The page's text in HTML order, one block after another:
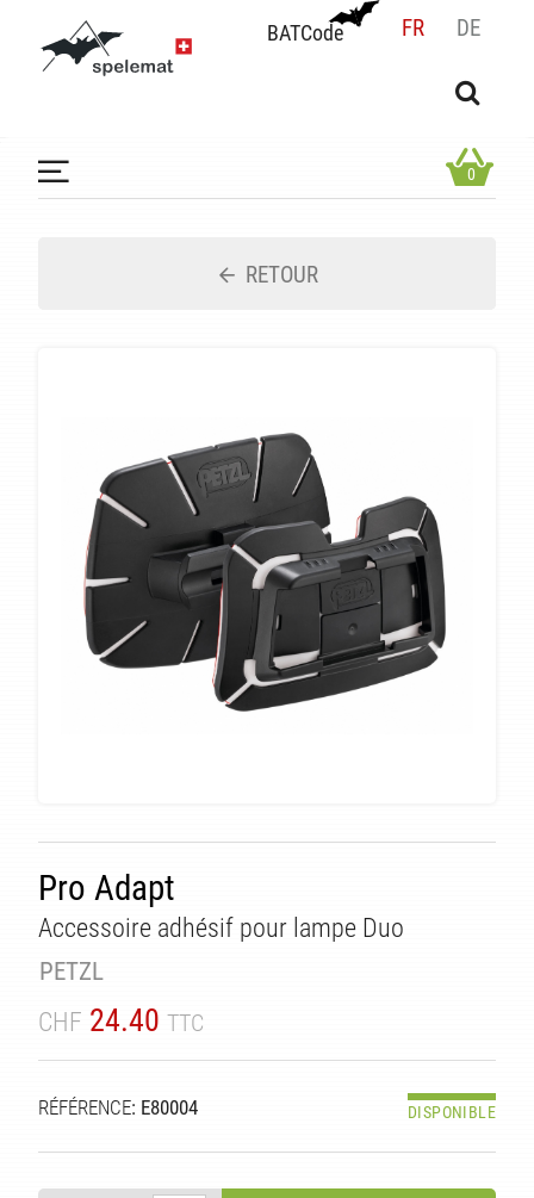
BATCode FR DE
BATCode
OK
0
RETOUR
Pro Adapt
Accessoire adhésif pour lampe Duo
PETZL
CHF 24.40 TTC
RÉFÉRENCE: E80004 DISPONIBLE